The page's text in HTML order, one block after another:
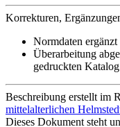
Korrekturen,
Normdaten
Überarbeitung
gedruckten
Beschreibung erstellt im
mittelalterlichen
Dieses Dokument steht